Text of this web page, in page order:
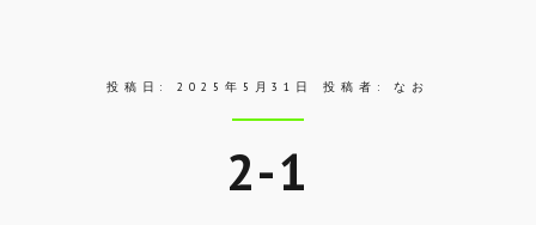
投稿日:2025年5月31日 投稿者:なお
2-1